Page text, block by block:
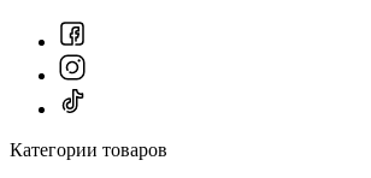
Категории товаров